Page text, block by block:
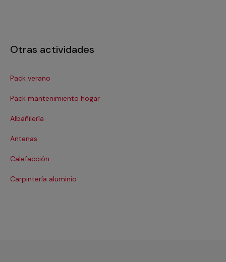
Otras actividades
Pack verano
Pack mantenimiento hogar
Albañilería
Antenas
Calefacción
Carpintería aluminio